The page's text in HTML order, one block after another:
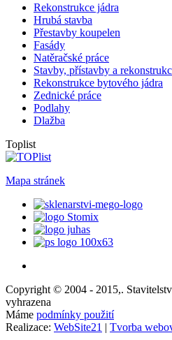
Rekonstrukce jádra
Hrubá stavba
Přestavby koupelen
Fasády
Natěračské práce
Stavby, přístavby a
Rekonstrukce bytového jádra
Zednické práce
Podlahy
Dlažba
Toplist
Mapa stránek
Copyright © 2004 - 2015,.
vyhrazena
Máme podmínky použití
Realizace: WebSite21 | Tvorba